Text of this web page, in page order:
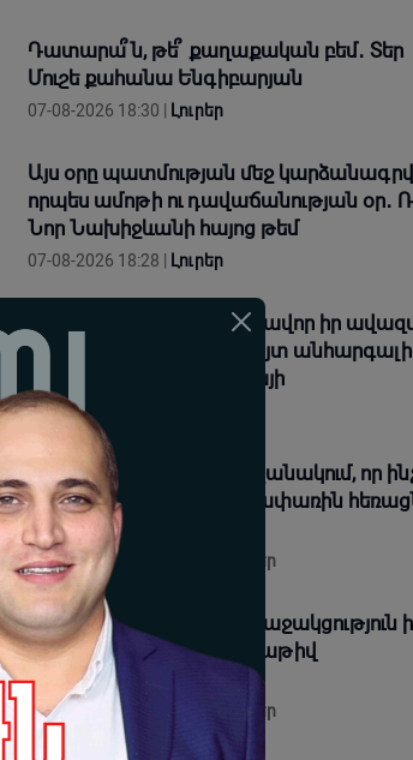
Դատարա՞ն, թե՞ քաղաքական բեմ․ Տեր
Մուշե քահանա Ենգիբարյան
07-08-2026 18:30 | Լուրեր
Այս օրը պատմության մեջ
որպես ամոթի ու դավաճանության օր․
Նոր Նախիջևանի հայոց թեմ
07-08-2026 18:28 | Լուրեր
Հոգևորականին միտումնավոր իր
անունով կոչելը բացահայտ
վերաբերմունք է. Տեր Եսայի
07-08-2026 18:26 |
Երբ վարչապետ ես, չի նշանակում, որ
ուզես, կարաս անես, Վեհափառին
ընթացակարգ չկա
07-08-2026 18:13 | Տեսանյութեր
Կաթողիկոսն օրհնում է հաջակցություն
ու Եկեղեցուն եկած բազմաթիվ
քաղաքացիներին
07-08-2026 18:09 | Տեսանյութեր